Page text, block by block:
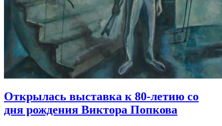
Открылась выставка к 80-летию со
дня рождения Виктора Попкова